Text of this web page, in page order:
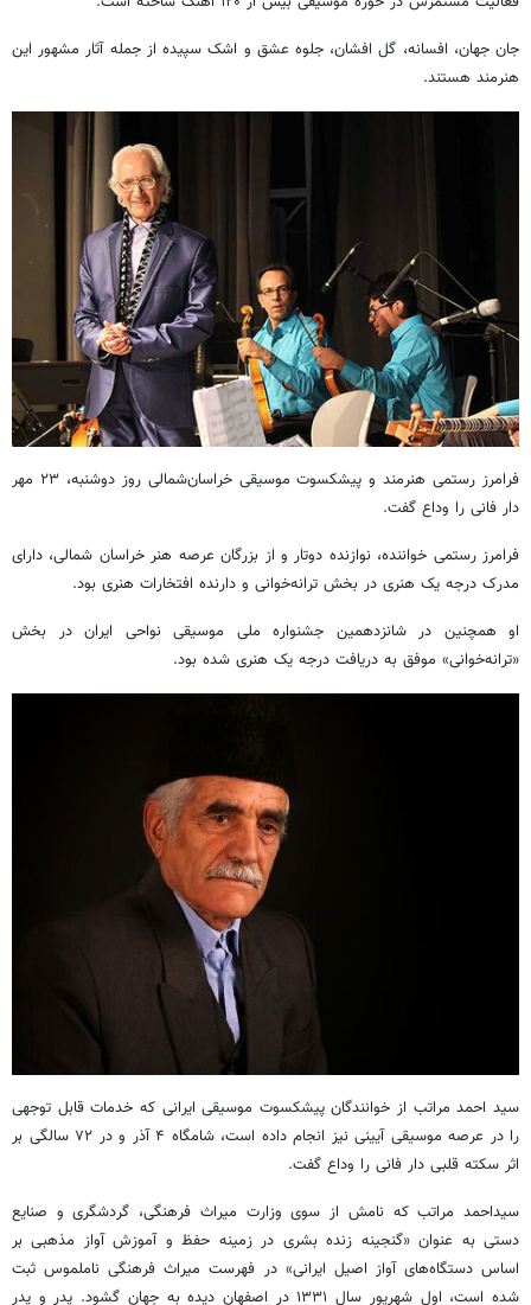
جان جهان، افسانه، گل افشان، جلوه عشق و اشک سپیده از جمله آثار مشهور این
هنرمند هستند.
فرامرز رستمی هنرمند و پیشکسوت موسیقی خراسان‌شمالی روز دوشنبه، ۲۳ مهر
دار فانی را وداع گفت.
فرامرز رستمی خواننده، نوازنده دوتار و از بزرگان عرصه هنر خراسان شمالی، دارای
مدرک درجه یک هنری در بخش ترانه‌خوانی و دارنده افتخارات هنری بود.
او همچنین در شانزدهمین جشنواره ملی موسیقی نواحی ایران در بخش
«ترانه‌خوانی» موفق به دریافت درجه یک هنری شده بود.
سید احمد مراتب از خوانندگان پیشکسوت موسیقی ایرانی که خدمات قابل توجهی
را در عرصه موسیقی آیینی نیز انجام داده است، شامگاه ۴ آذر و در ۷۲ سالگی بر
اثر سکته قلبی دار فانی را وداع گفت.
سیداحمد مراتب که نامش از سوی وزارت میراث فرهنگی، گردشگری و صنایع
دستی به عنوان «گنجینه زنده بشری در زمینه حفظ و آموزش آواز مذهبی بر
اساس دستگاه‌های آواز اصیل ایرانی» در فهرست میراث فرهنگی ناملموس ثبت
شده است، اول شهریور سال ۱۳۳۱ در اصفهان دیده به جهان گشود. پدر و پدر